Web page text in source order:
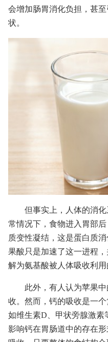
会增加肠胃消化负担，甚
状。
但事实上，人体的消
常情况下，食物进入胃部
质变性凝结，这是蛋白质
果酸只是加速了这一进程
解为氨基酸被人体吸收利用
此外，有人认为苹果
收。然而，钙的吸收是一
如维生素D、甲状旁腺激素
影响钙在胃肠道中的存在